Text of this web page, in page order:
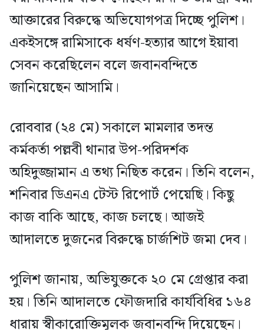
আক্তারের বিরুদ্ধে অভিযোগপত্র দিচ্ছে পুলিশ।
একইসঙ্গে রামিসাকে ধর্ষণ-হত্যার আগে ইয়াবা
সেবন করেছিলেন বলে জবানবন্দিতে
জানিয়েছেন আসামি।
রোববার (২৪ মে) সকালে মামলার তদন্ত
কর্মকর্তা পল্লবী থানার উপ-পরিদর্শক
অহিদুজ্জামান এ তথ্য নিছিত করেন। তিনি বলেন,
শনিবার ডিএনএ টেস্ট রিপোর্ট পেয়েছি। কিছু
কাজ বাকি আছে, কাজ চলছে। আজই
আদালতে দুজনের বিরুদ্ধে চার্জশিট জমা দেব।
পুলিশ জানায়, অভিযুক্তকে ২০ মে গ্রেপ্তার করা
হয়। তিনি আদালতে ফৌজদারি কার্যবিধির ১৬৪
ধারায় স্বীকারোক্তিমূলক জবানবন্দি দিয়েছেন।